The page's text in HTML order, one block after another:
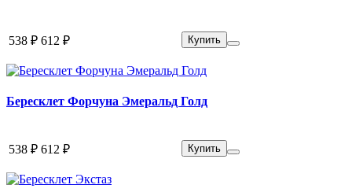
538 ₽ 612 ₽ Купить
Бересклет Форчуна Эмеральд Голд
538 ₽ 612 ₽ Купить